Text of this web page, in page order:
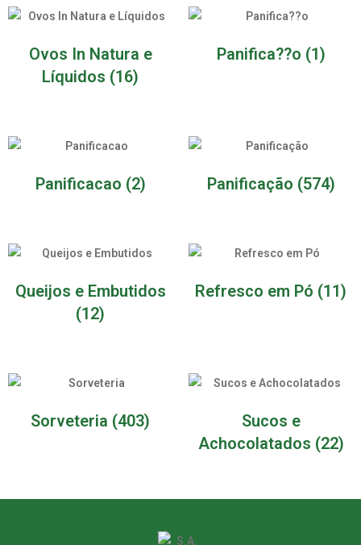
Ovos In Natura e
Líquidos (16)
Panifica??o (1)
Panificacao (2) Panificação (574)
Queijos e Embutidos
(12)
Refresco em Pó (11)
Sorveteria (403)
Sucos e
Achocolatados (22)